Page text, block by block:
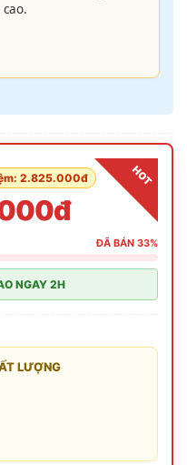
HOT
2.825.000đ
ĐÃ BÁN 33%
NGAY 2H
LƯỢNG